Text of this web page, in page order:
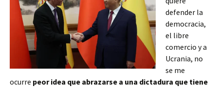
defender la
democracia,
el libre
comercio y a
Ucrania, no
se me
ocurre peor idea que abrazarse a una dictadura que tiene